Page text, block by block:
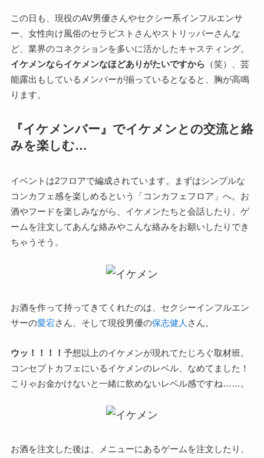
この日も、現役のAV男優さんやセクシー系インフルエンサ
ー、女性向け風俗のセラピストさんやストリッパーさんな
ど、業界のコネクションを多いに活かしたキャスティング。
イケメンならイケメンなほどありがたいですから （笑）、芸
能露出もしているメンバーが揃っているとなると、胸が高鳴
ります。
『イケメンバー』でイケメンとの交流と絡
みを楽しむ…
イベントは2フロアで編成されています。まずはシンプルな
コンカフェ感を楽しめるという「コンカフェフロア」へ。お
酒やフードを楽しみながら、イケメンたちと会話したり、ゲ
ームを注文してあんな絡みやこんな絡みをお願いしたりでき
ちゃうそう。
お酒を作って持ってきてくれたのは、セクシーインフルエン
サーの愛宕さん、そして現役男優の保志健人 さん。
ウッ！！！！ 予想以上のイケメンが現れてたじろぐ取材班。
コンセプトカフェにいるイケメンのレベル、なめてました！
こりゃお金かけないと一緒に飲めないレベル感ですね……。
お酒を注文した後は、メニューにあるゲームを注文したり、